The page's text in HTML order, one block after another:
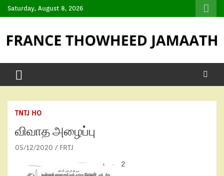
Saturday, August 8, 2026
TNTJ HO
விவாத அழைப்பு
05/12/2020 FRTJ
2